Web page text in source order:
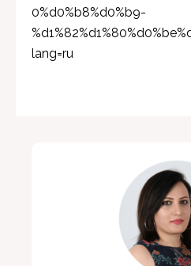
0%d0%b8%d0%b9-
lang=ru